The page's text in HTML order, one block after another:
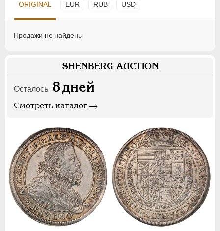
ORIGINAL EUR RUB USD
Продажи не найдены
SHENBERG AUCTION
Осталось 8дней
Смотреть каталог